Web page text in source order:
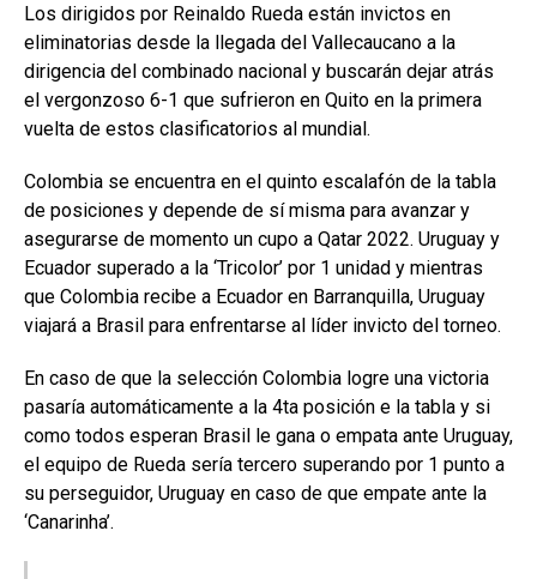
Los dirigidos por Reinaldo Rueda están invictos en
eliminatorias desde la llegada del Vallecaucano a la
dirigencia del combinado nacional y buscarán dejar atrás
el vergonzoso 6-1 que sufrieron en Quito en la primera
vuelta de estos clasificatorios al mundial.
Colombia se encuentra en el quinto escalafón de la tabla
de posiciones y depende de sí misma para avanzar y
asegurarse de momento un cupo a Qatar 2022. Uruguay y
Ecuador superado a la ‘Tricolor’ por 1 unidad y mientras
que Colombia recibe a Ecuador en Barranquilla, Uruguay
viajará a Brasil para enfrentarse al líder invicto del torneo.
En caso de que la selección Colombia logre una victoria
pasaría automáticamente a la 4ta posición e la tabla y si
como todos esperan Brasil le gana o empata ante Uruguay,
el equipo de Rueda sería tercero superando por 1 punto a
su perseguidor, Uruguay en caso de que empate ante la
‘Canarinha’.